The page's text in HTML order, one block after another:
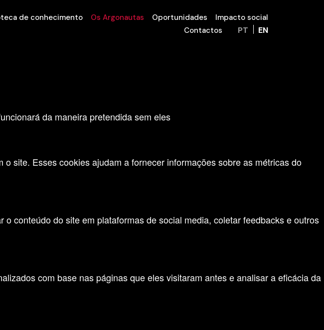
uma boa experiência de navegação e acesso a todas as
da maneira pretendida sem eles
site. Esses cookies ajudam a fornecer informações sobre as métricas do
conteúdo do site em plataformas de social media, coletar feedbacks e outros
com base nas páginas que eles visitaram antes e analisar a eficácia da
de conhecimento Os Argonautas Oportunidades
Impacto social
Contactos
PT EN